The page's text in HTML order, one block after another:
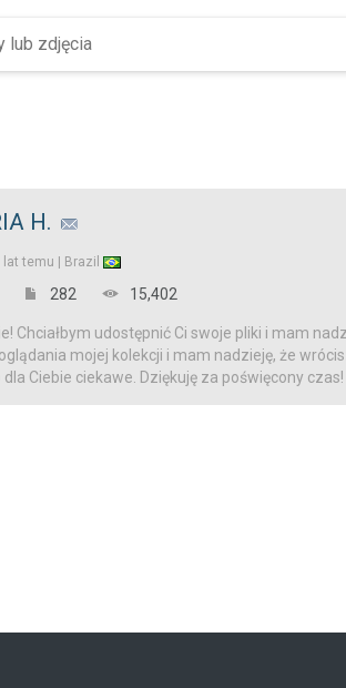
H.
lat temu | Brazil
282 15,402
Chciałbym udostępnić Ci swoje pliki i mam
mojej kolekcji i mam nadzieję, że
Ciebie ciekawe. Dziękuję za poświęcony czas!